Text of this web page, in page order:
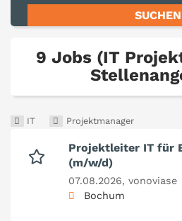
9 Jobs (IT
IT Projektmanager
Projektleiter IT für
(m/w/d)
07.08.2026, vonoviase
Bochum